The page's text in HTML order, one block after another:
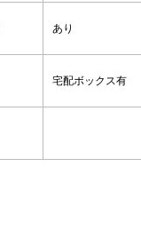
あり
宅配ボックス有